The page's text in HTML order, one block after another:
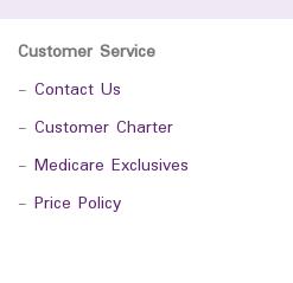
Customer Service
- Contact Us
- Customer Charter
- Medicare Exclusives
- Price Policy